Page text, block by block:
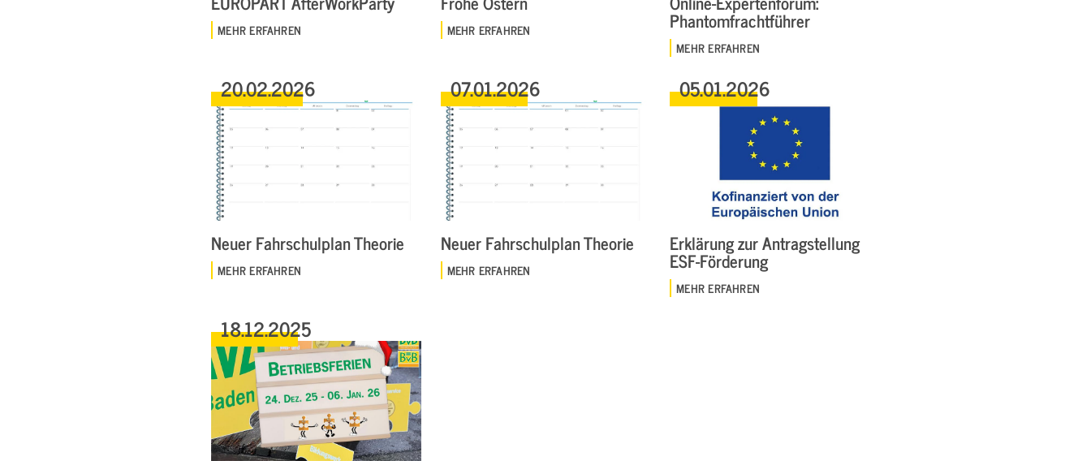
MEHR ERFAHREN MEHR ERFAHREN Phantomfrachtführer
MEHR ERFAHREN
20.02.2026
Neuer Fahrschulplan Theorie
MEHR ERFAHREN
07.01.2026
Neuer Fahrschulplan Theorie
MEHR ERFAHREN
05.01.2026
Erklärung zur Antragstellung
ESF-Förderung
MEHR ERFAHREN
18.12.2025